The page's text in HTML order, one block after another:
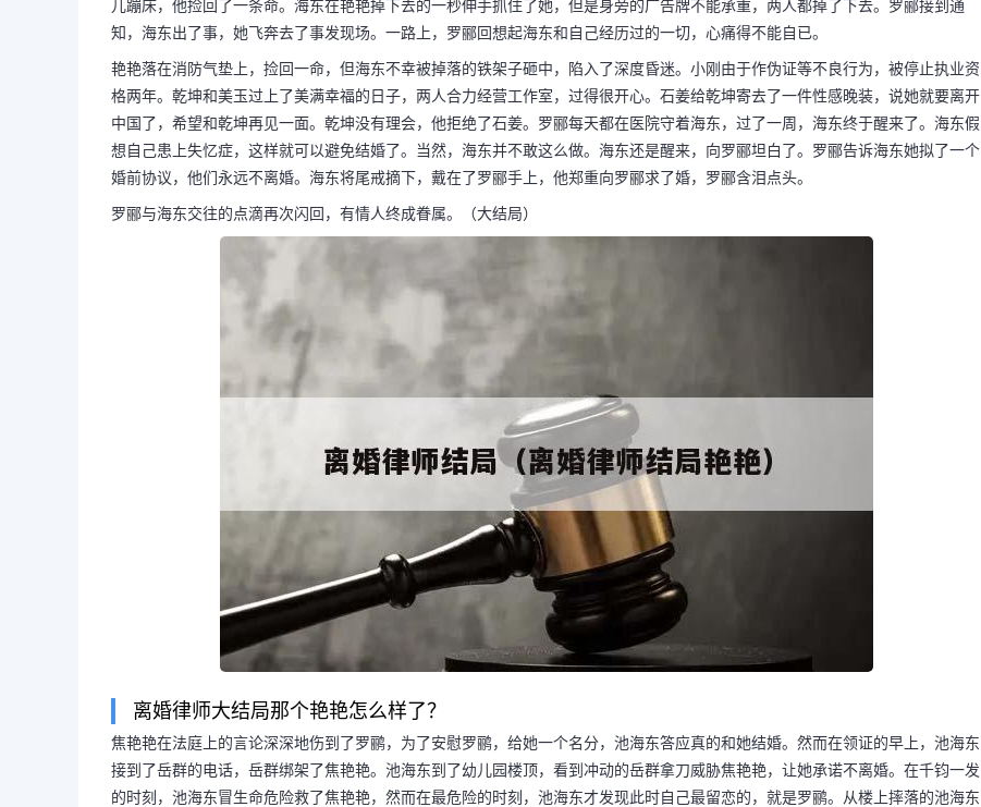
儿蹦床，他捡回了一条命。海东在艳艳掉下去的一秒伸手抓住了她，但是身旁的广告牌不能承重，两人都掉了下去。罗郦接到通
知，海东出了事，她飞奔去了事发现场。一路上，罗郦回想起海东和自己经历过的一切，心痛得不能自已。
艳艳落在消防气垫上，捡回一命，但海东不幸被掉落的铁架子砸中，陷入了深度昏迷。小刚由于作伪证等不良行为，被停止执业资
格两年。乾坤和美玉过上了美满幸福的日子，两人合力经营工作室，过得很开心。石姜给乾坤寄去了一件性感晚装，说她就要离开
中国了，希望和乾坤再见一面。乾坤没有理会，他拒绝了石姜。罗郦每天都在医院守着海东，过了一周，海东终于醒来了。海东假
想自己患上失忆症，这样就可以避免结婚了。当然，海东并不敢这么做。海东还是醒来，向罗郦坦白了。罗郦告诉海东她拟了一个
婚前协议，他们永远不离婚。海东将尾戒摘下，戴在了罗郦手上，他郑重向罗郦求了婚，罗郦含泪点头。
罗郦与海东交往的点滴再次闪回，有情人终成眷属。（大结局）
离婚律师大结局那个艳艳怎么样了？
焦艳艳在法庭上的言论深深地伤到了罗鹂，为了安慰罗鹂，给她一个名分，池海东答应真的和她结婚。然而在领证的早上，池海东
接到了岳群的电话，岳群绑架了焦艳艳。池海东到了幼儿园楼顶，看到冲动的岳群拿刀威胁焦艳艳，让她承诺不离婚。在千钧一发
的时刻，池海东冒生命危险救了焦艳艳，然而在最危险的时刻，池海东才发现此时自己最留恋的，就是罗鹂。从楼上摔落的池海东